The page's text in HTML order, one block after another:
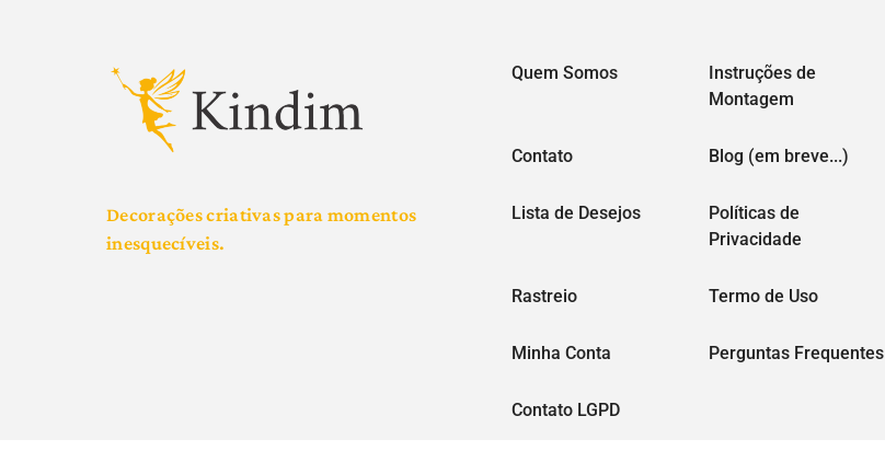
Decorações criativas para momentos
inesquecíveis.
Quem Somos
Instruções de
Montagem
Contato Blog (em breve...)
Lista de Desejos
Políticas de
Privacidade
Rastreio Termo de Uso
Minha Conta Perguntas Frequentes
Contato LGPD